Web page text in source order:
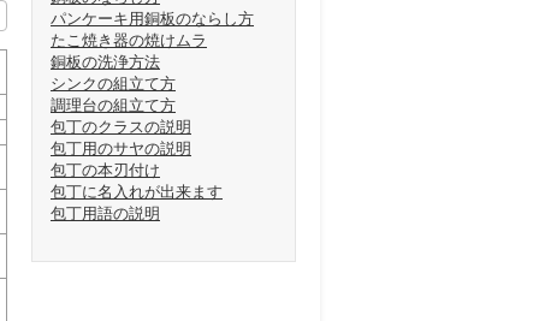
パンケーキ用銅板のならし方
たこ焼き器の焼けムラ
銅板の洗浄方法
シンクの組立て方
調理台の組立て方
包丁のクラスの説明
包丁用のサヤの説明
包丁の本刃付け
包丁に名入れが出来ます
包丁用語の説明